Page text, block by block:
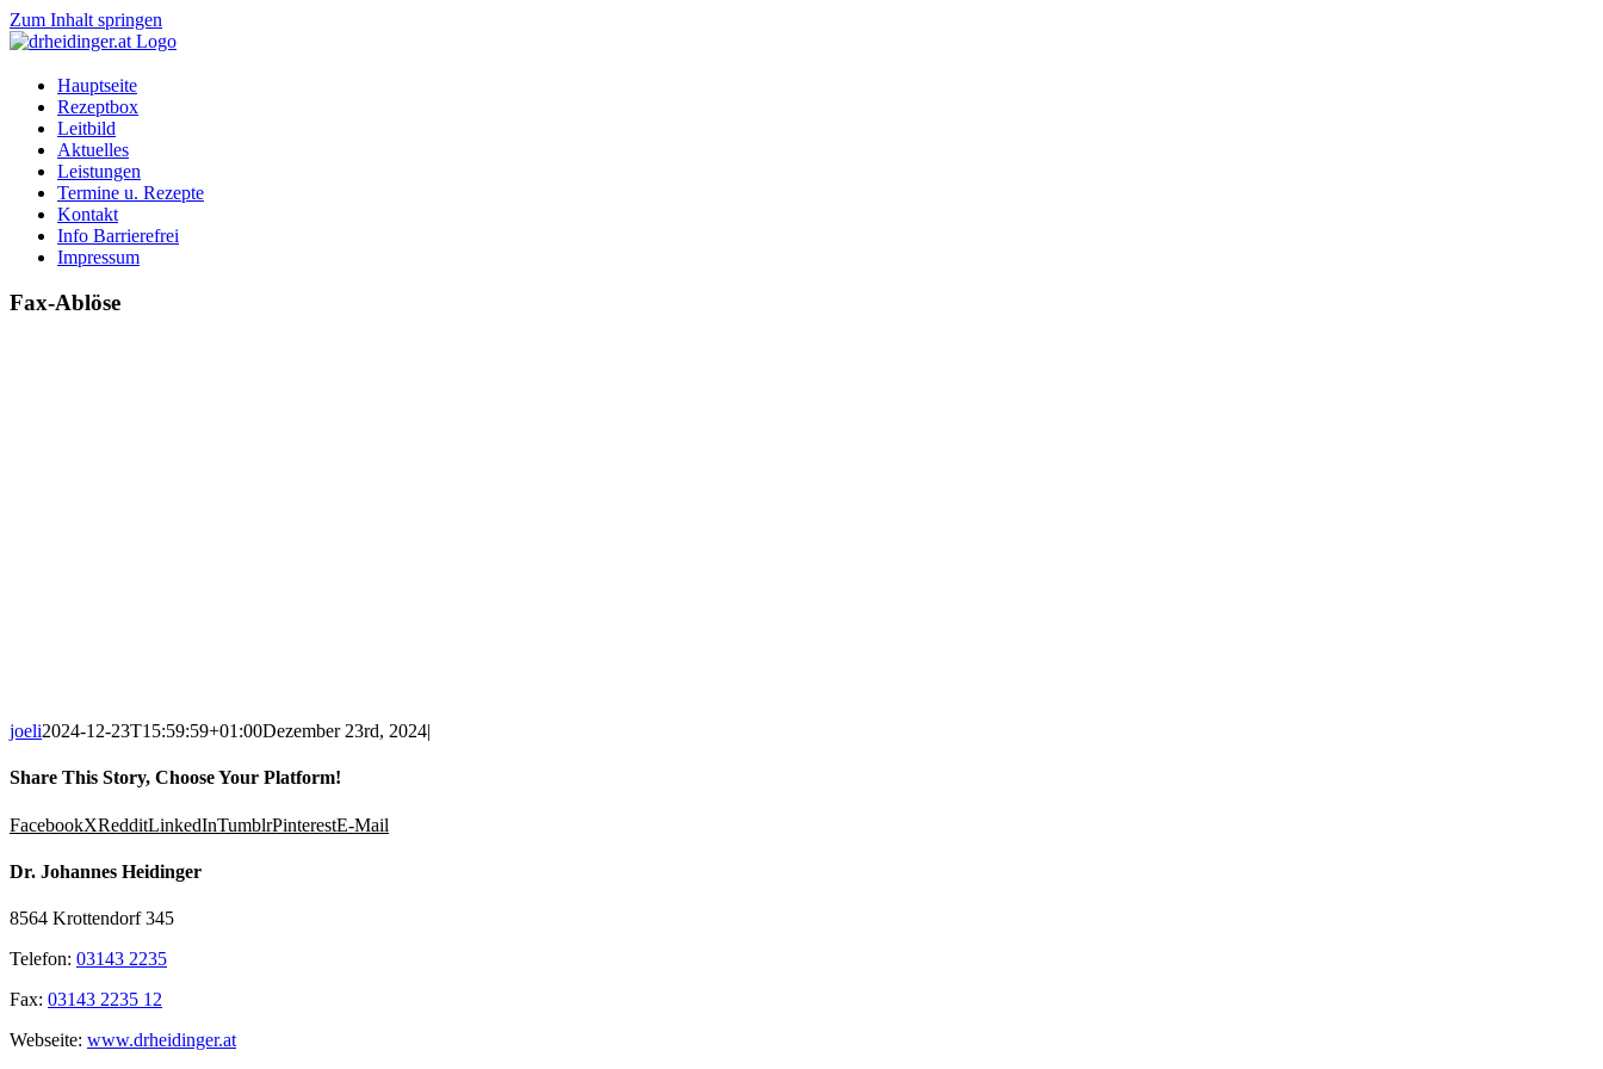
Zum Inhalt springen
Hauptseite
Rezeptbox
Leitbild
Aktuelles
Leistungen
Termine u. Rezepte
Kontakt
Info Barrierefrei
Impressum
Fax-Ablöse
joeli2024-12-23T15:59:59+01:00Dezember 23rd, 2024|
Share This Story, Choose Your Platform!
FacebookXRedditLinkedInTumblrPinterestE-Mail
Dr. Johannes Heidinger
8564 Krottendorf 345
Telefon: 03143 2235
Fax: 03143 2235 12
Webseite: www.drheidinger.at